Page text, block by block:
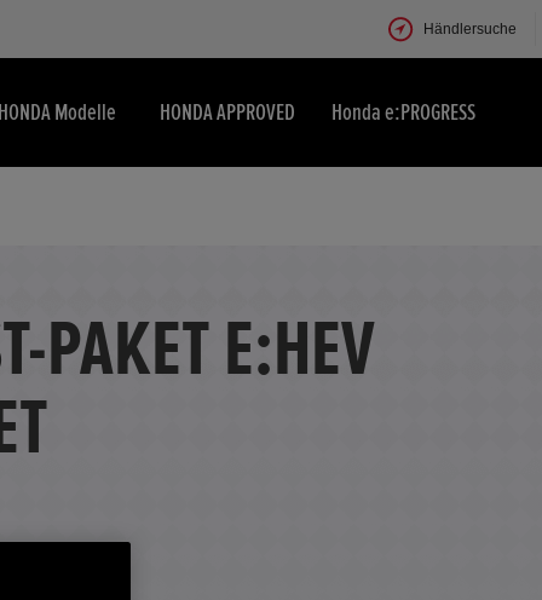
Händlersuche
Modelle HONDA APPROVED Honda e:PROGRESS
PAKET E:HEV